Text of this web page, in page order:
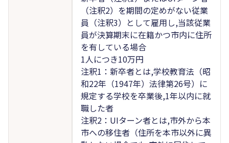
（注釈2）を期間の定めがない従業
員（注釈3）として雇用し,当該従業
員が決算期末に在籍かつ市内に住所
を有している場合
1人につき10万円
注釈1：新卒者とは,学校教育法（昭
和22年（1947年）法律第26号）に
規定する学校を卒業後,1年以内に就
職した者
注釈2：UIターン者とは,市外から本
市への移住者（住所を本市以外に異